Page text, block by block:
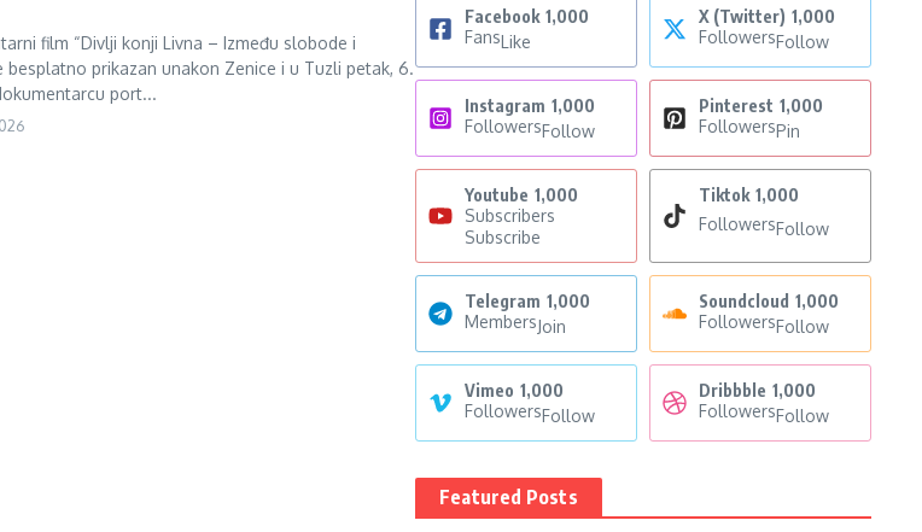
film “Divlji konji Livna – Između slobode i
besplatno prikazan unakon Zenice i u Tuzli petak, 6.
port...
Facebook 1,000
FansLike
X (Twitter) 1,000
FollowersFollow
Instagram 1,000
FollowersFollow
Pinterest 1,000
FollowersPin
Youtube 1,000
Subscribers
Subscribe
Tiktok 1,000
FollowersFollow
Telegram 1,000
MembersJoin
Soundcloud 1,000
FollowersFollow
Vimeo 1,000
FollowersFollow
Dribbble 1,000
FollowersFollow
Featured Posts